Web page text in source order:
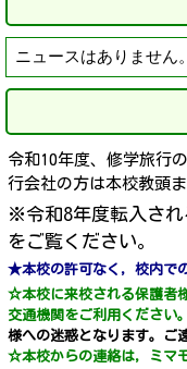
ニュースはありません。
令和10年度、修学旅行
行会社の方は本校教頭
※令和8年度転入さ
をご覧ください。
★本校の許可なく，校内で
☆本校に来校される保護者
交通機関をご利用ください。
様への迷惑となります。ご
☆本校からの連絡は，ミマ